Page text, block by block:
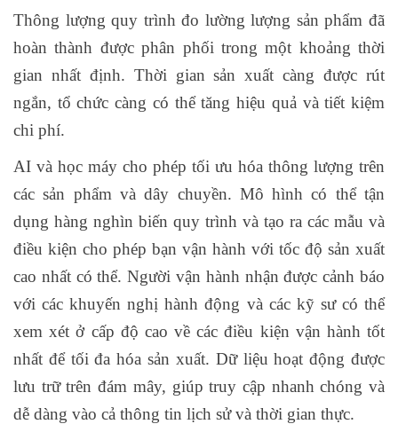
Thông lượng quy trình đo lường lượng sản phẩm đã
hoàn thành được phân phối trong một khoảng thời
gian nhất định. Thời gian sản xuất càng được rút
ngắn, tổ chức càng có thể tăng hiệu quả và tiết kiệm
chi phí.
AI và học máy cho phép tối ưu hóa thông lượng trên
các sản phẩm và dây chuyền. Mô hình có thể tận
dụng hàng nghìn biến quy trình và tạo ra các mẫu và
điều kiện cho phép bạn vận hành với tốc độ sản xuất
cao nhất có thể. Người vận hành nhận được cảnh báo
với các khuyến nghị hành động và các kỹ sư có thể
xem xét ở cấp độ cao về các điều kiện vận hành tốt
nhất để tối đa hóa sản xuất. Dữ liệu hoạt động được
lưu trữ trên đám mây, giúp truy cập nhanh chóng và
dễ dàng vào cả thông tin lịch sử và thời gian thực.